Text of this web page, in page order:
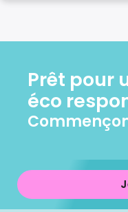
Prêt pour
éco